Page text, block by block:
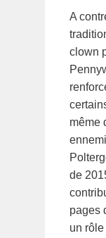
A
clown
même
de
pages
un